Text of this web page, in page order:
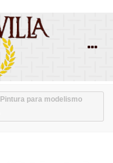
Pintura para modelismo